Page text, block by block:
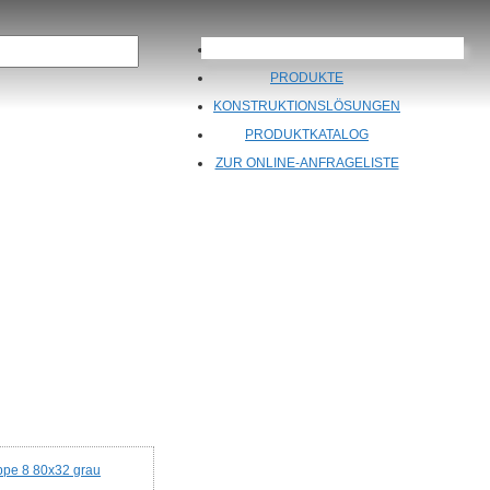
PRODUKTE
KONSTRUKTIONSLÖSUNGEN
PRODUKTKATALOG
ZUR ONLINE-ANFRAGELISTE